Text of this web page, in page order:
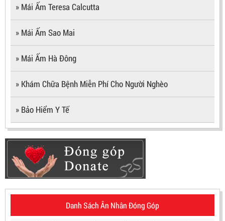
» Mái Ấm Teresa Calcutta
» Mái Ấm Sao Mai
» Mái Ấm Hà Đông
» Khám Chữa Bệnh Miễn Phí Cho Người Nghèo
» Bảo Hiểm Y Tế
Danh Sách Ân Nhân Đóng Góp